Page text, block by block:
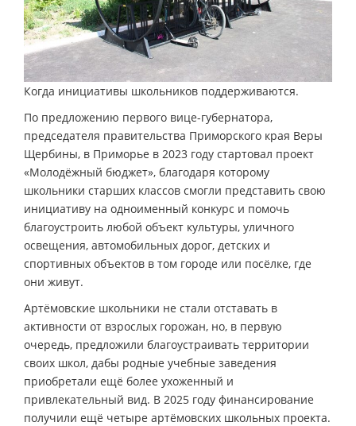
Когда инициативы школьников поддерживаются.
По предложению первого вице-губернатора,
председателя правительства Приморского края Веры
Щербины, в Приморье в 2023 году стартовал проект
«Молодёжный бюджет», благодаря которому
школьники старших классов смогли представить свою
инициативу на одноименный конкурс и помочь
благоустроить любой объект культуры, уличного
освещения, автомобильных дорог, детских и
спортивных объектов в том городе или посёлке, где
они живут.
Артёмовские школьники не стали отставать в
активности от взрослых горожан, но, в первую
очередь, предложили благоустраивать территории
своих школ, дабы родные учебные заведения
приобретали ещё более ухоженный и
привлекательный вид. В 2025 году финансирование
получили ещё четыре артёмовских школьных проекта.